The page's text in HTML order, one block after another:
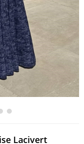
Lacivert